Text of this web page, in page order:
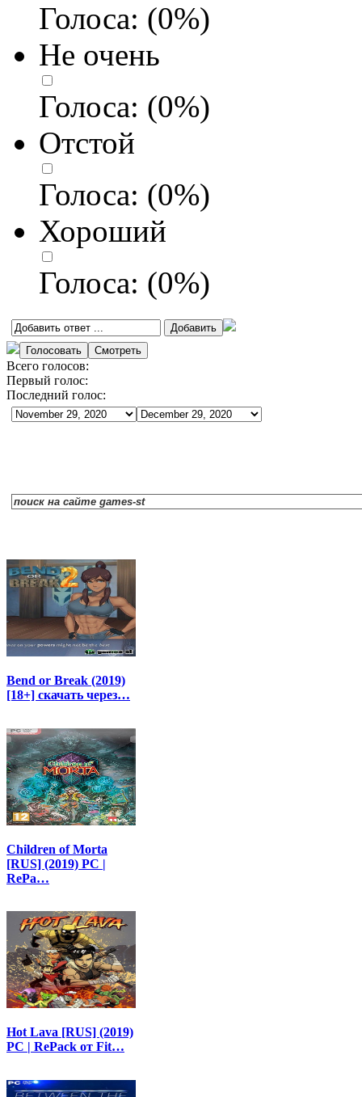
Голоса: (0%)
Не очень
Голоса: (0%)
Отстой
Голоса: (0%)
Хороший
Голоса: (0%)
Всего голосов:
Первый голос:
Последний голос:
Bend or Break (2019)
[18+] скачать через…
Children of Morta
[RUS] (2019) PC |
RePa…
Hot Lava [RUS] (2019)
PC | RePack от Fit…